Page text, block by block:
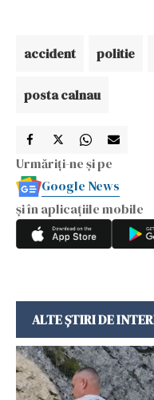
accident politie
posta calnau
Urmăriți-ne și pe
Google News
și în aplicațiile mobile
ALTE ȘTIRI DE